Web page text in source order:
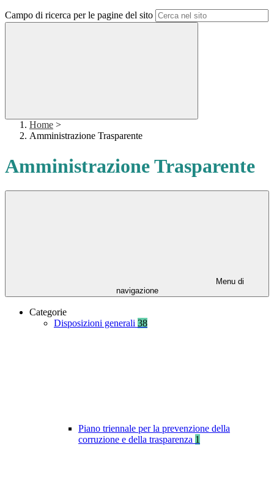
Campo di ricerca per le pagine del sito
Home >
Amministrazione Trasparente
Amministrazione Trasparente
Menu di
navigazione
Categorie
Disposizioni generali 38
Piano triennale per la prevenzione della
corruzione e della trasparenza 1